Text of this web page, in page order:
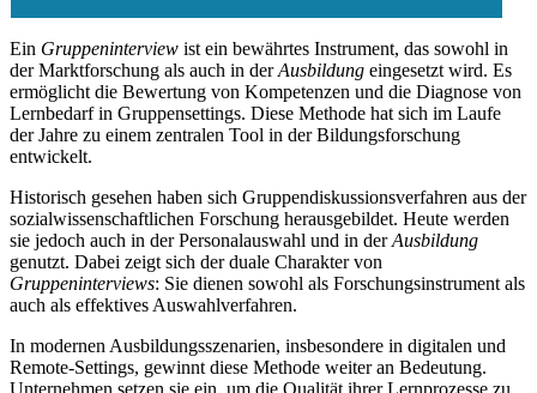
Ein Gruppeninterview ist ein bewährtes Instrument, das sowohl in
der Marktforschung als auch in derAusbildung eingesetzt wird. Es
ermöglicht die Bewertung von Kompetenzen und die Diagnose von
Lernbedarf in Gruppensettings. Diese Methode hat sich im Laufe
der Jahre zu einem zentralen Tool in der Bildungsforschung
entwickelt.
Historisch gesehen haben sich Gruppendiskussionsverfahren aus der
sozialwissenschaftlichen Forschung herausgebildet. Heute werden
sie jedoch auch in der Personalauswahl und in derAusbildung
genutzt. Dabei zeigt sich der duale Charakter von
Gruppeninterviews: Sie dienen sowohl als Forschungsinstrument als
auch als effektives Auswahlverfahren.
In modernen Ausbildungsszenarien, insbesondere in digitalen und
Remote-Settings, gewinnt diese Methode weiter an Bedeutung.